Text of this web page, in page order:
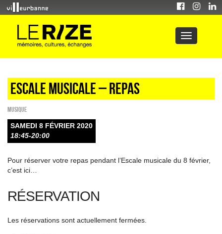
Escale musicale – Repas
Musique
SAMEDI 8 FÉVRIER 2020
18:45-20:00
Pour réserver votre repas pendant l’Escale musicale du 8 février,
c’est ici…
RÉSERVATION
Les réservations sont actuellement fermées.